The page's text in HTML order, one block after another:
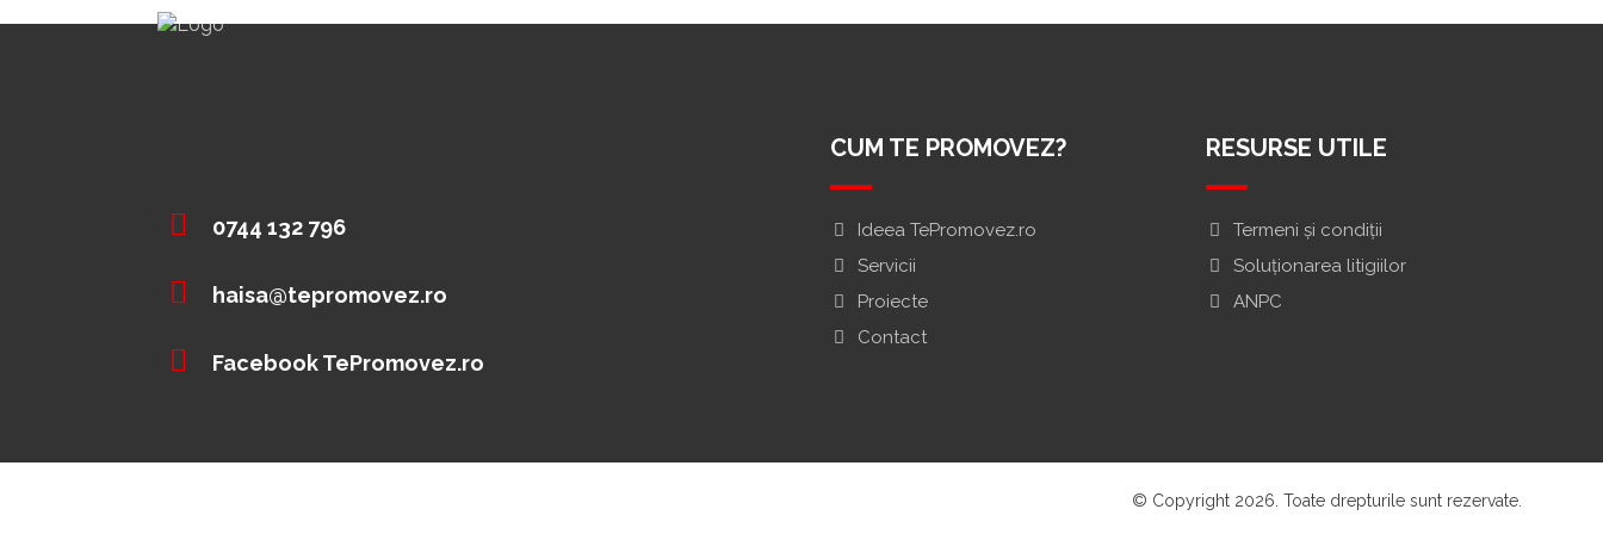
0744 132 796
haisa@tepromovez.ro
Facebook TePromovez.ro
CUM TE PROMOVEZ?
Ideea TePromovez.ro
Servicii
Proiecte
Contact
RESURSE UTILE
Termeni și condiții
Soluționarea litigiilor
ANPC
© Copyright 2026. Toate drepturile sunt rezervate.